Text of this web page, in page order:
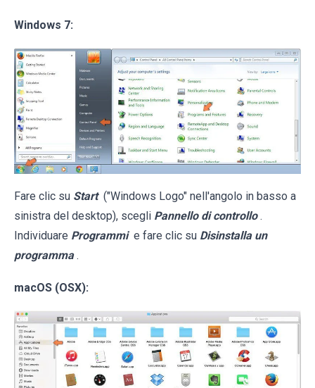
Windows 7:
Fare clic su Start ("Windows Logo" nell'angolo in basso a
sinistra del desktop), scegli Pannello di controllo .
Individuare Programmi e fare clic su Disinstalla un
programma .
macOS (OSX):